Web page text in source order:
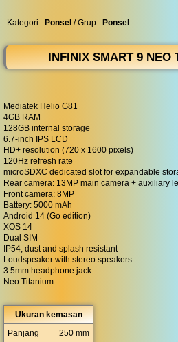
Kategori : Ponsel / Grup : Ponsel
INFINIX SMART 9 NEO
Mediatek Helio G81
4GB RAM
128GB internal storage
6.7-inch IPS LCD
HD+ resolution (720 x 1600 pixels)
120Hz refresh rate
microSDXC dedicated slot for expandable
Rear camera: 13MP main camera + auxiliary
Front camera: 8MP
Battery: 5000 mAh
Android 14 (Go edition)
XOS 14
Dual SIM
IP54, dust and splash resistant
Loudspeaker with stereo speakers
3.5mm headphone jack
Neo Titanium.
Ukuran kemasan
Panjang
250 mm